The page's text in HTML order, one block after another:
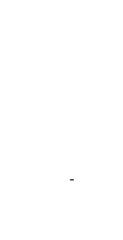
-